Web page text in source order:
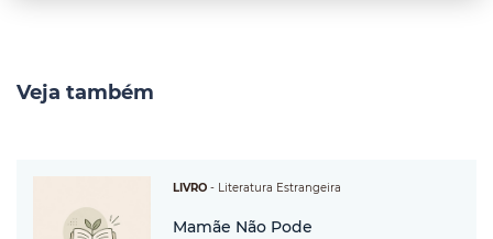
Veja também
LIVRO - Literatura Estrangeira
Mamãe Não Pode